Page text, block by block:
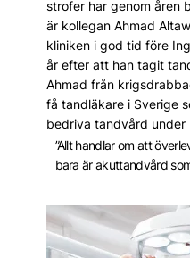
strofer har genom åren
är kollegan Ahmad
kliniken i god tid före
år ­efter att han tagit
Ahmad från
få tandläkare i Sverige
bedriva tandvård under
”Allt handlar om att
bara är akuttandvård